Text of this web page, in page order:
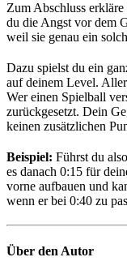
Zum Abschluss
du die Angst vor dem
weil sie genau ein
Dazu spielst du ein
auf deinem Level.
Wer einen Spielball
zurückgesetzt. Dein
keinen zusätzlichen
Beispiel: Führst du
es danach 0:15 für
vorne aufbauen und
wenn er bei 0:40 zu
Über den Autor